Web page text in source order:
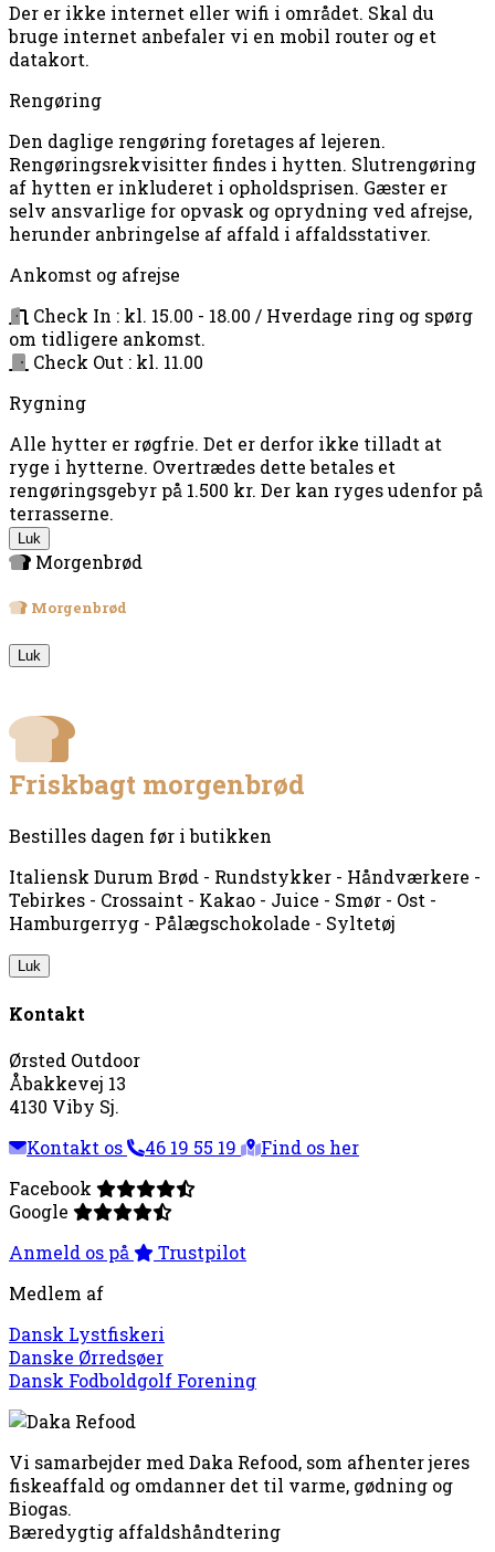
Der er ikke internet eller wifi i området. Skal du
bruge internet anbefaler vi en mobil router og et
datakort.
Rengøring
Den daglige rengøring foretages af lejeren.
Rengøringsrekvisitter findes i hytten. Slutrengøring
af hytten er inkluderet i opholdsprisen. Gæster er
selv ansvarlige for opvask og oprydning ved afrejse,
herunder anbringelse af affald i affaldsstativer.
Ankomst og afrejse
Check In : kl. 15.00 - 18.00 / Hverdage ring og spørg
om tidligere ankomst.
Check Out : kl. 11.00
Rygning
Alle hytter er røgfrie. Det er derfor ikke tilladt at
ryge i hytterne. Overtrædes dette betales et
rengøringsgebyr på 1.500 kr. Der kan ryges udenfor på
terrasserne.
Luk
Morgenbrød
Morgenbrød
Luk
Friskbagt morgenbrød
Bestilles dagen før i butikken
Italiensk Durum Brød - Rundstykker - Håndværkere -
Tebirkes - Crossaint - Kakao - Juice - Smør - Ost -
Hamburgerryg - Pålægschokolade - Syltetøj
Luk
Kontakt
Ørsted Outdoor
Åbakkevej 13
4130 Viby Sj.
Kontakt os
46 19 55 19
Find os her
Facebook
Google
Anmeld os på
Trustpilot
Medlem af
Dansk Lystfiskeri
Danske Ørredsøer
Dansk Fodboldgolf Forening
Vi samarbejder med Daka Refood, som afhenter jeres
fiskeaffald og omdanner det til varme, gødning og
Biogas.
Bæredygtig affaldshåndtering